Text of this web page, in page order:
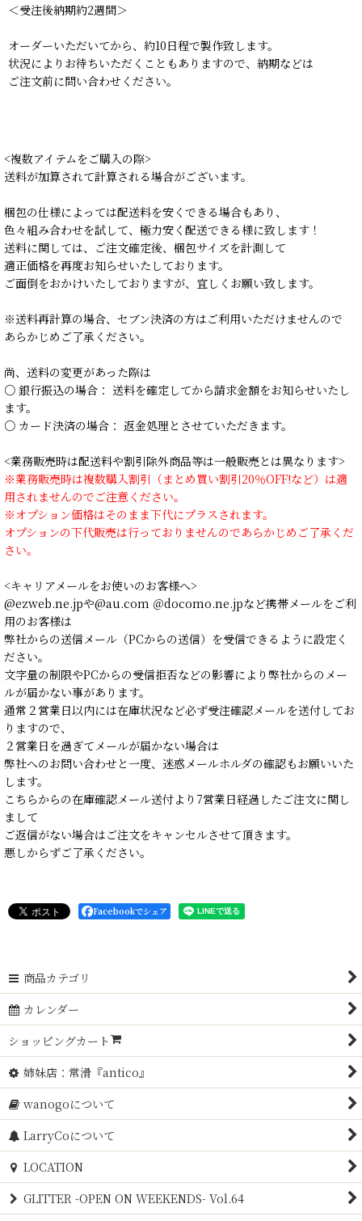
＜受注後納期約2週間＞
オーダーいただいてから、約10日程で製作致します。
状況によりお待ちいただくこともありますので、納期などは
ご注文前に問い合わせください。
<複数アイテムをご購入の際>
送料が加算されて計算される場合がございます。
梱包の仕様によっては配送料を安くできる場合もあり、
色々組み合わせを試して、極力安く配送できる様に致します！
送料に関しては、ご注文確定後、梱包サイズを計測して
適正価格を再度お知らせいたしております。
ご面倒をおかけいたしておりますが、宜しくお願い致します。
※送料再計算の場合、セブン決済の方はご利用いただけませんので
あらかじめご了承ください。
尚、送料の変更があった際は
○ 銀行振込の場合： 送料を確定してから請求金額をお知らせいたし
ます。
○ カード決済の場合： 返金処理とさせていただきます。
<業務販売時は配送料や割引除外商品等は一般販売とは異なります>
※業務販売時は複数購入割引（まとめ買い割引20％OFF!など）は適
用されませんのでご注意ください。
※オプション価格はそのまま下代にプラスされます。
オプションの下代販売は行っておりませんのであらかじめご了承くだ
さい。
<キャリアメールをお使いのお客様へ>
@ezweb.ne.jpや@au.com ＠docomo.ne.jpなど携帯メールをご利
用のお客様は
弊社からの送信メール（PCからの送信）を受信できるように設定く
ださい。
文字量の制限やPCからの受信拒否などの影響により弊社からのメー
ルが届かない事があります。
通常２営業日以内には在庫状況など必ず受注確認メールを送付してお
りますので、
２営業日を過ぎてメールが届かない場合は
弊社へのお問い合わせと一度、迷惑メールホルダの確認もお願いいた
します。
こちらからの在庫確認メール送付より7営業日経過したご注文に関し
まして
ご返信がない場合はご注文をキャンセルさせて頂きます。
悪しからずご了承ください。
Facebookでシェア
商品カテゴリ
カレンダー
ショッピングカート
姉妹店：常滑『antico』
wanogoについて
LarryCoについて
LOCATION
GLITTER -OPEN ON WEEKENDS- Vol.64